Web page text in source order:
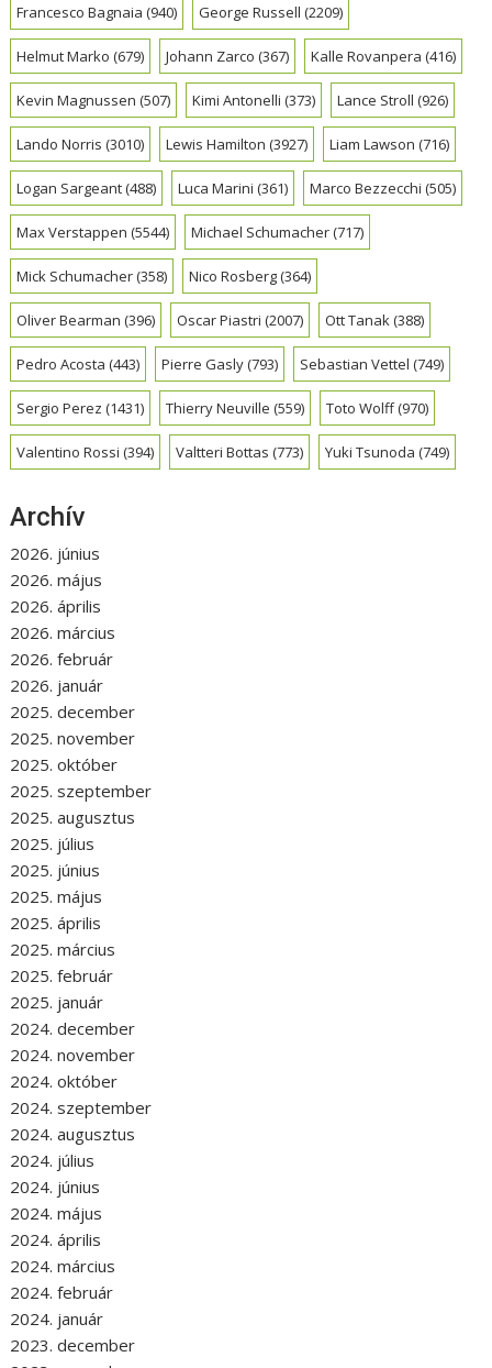
Francesco Bagnaia (940) George Russell (2209)
Helmut Marko (679) Johann Zarco (367) Kalle Rovanpera (416)
Kevin Magnussen (507) Kimi Antonelli (373) Lance Stroll (926)
Lando Norris (3010) Lewis Hamilton (3927) Liam Lawson (716)
Logan Sargeant(488) Luca Marini (361) Marco Bezzecchi (505)
Max Verstappen (5544) Michael Schumacher(717)
Mick Schumacher(358) Nico Rosberg(364)
Oliver Bearman (396) Oscar Piastri (2007) Ott Tanak(388)
Pedro Acosta (443) Pierre Gasly(793) Sebastian Vettel (749)
Sergio Perez (1431) Thierry Neuville (559) Toto Wolff(970)
Valentino Rossi (394) Valtteri Bottas (773) Yuki Tsunoda (749)
Archív
2026. június
2026. május
2026. április
2026. március
2026. február
2026. január
2025. december
2025. november
2025. október
2025. szeptember
2025. augusztus
2025. július
2025. június
2025. május
2025. április
2025. március
2025. február
2025. január
2024. december
2024. november
2024. október
2024. szeptember
2024. augusztus
2024. július
2024. június
2024. május
2024. április
2024. március
2024. február
2024. január
2023. december